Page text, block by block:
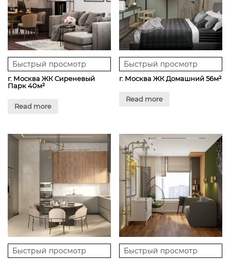
Быстрый просмотр
г. Москва ЖК Сиреневый
Парк 40м²
Read more
Быстрый просмотр
г. Москва ЖК Домашний 56м²
Read more
Быстрый просмотр Быстрый просмотр